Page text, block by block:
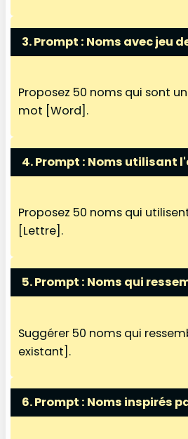
3. Prompt : Noms avec jeu
Proposez 50 noms qui sont
mot [Word].
4. Prompt : Noms utilisant
Proposez 50 noms qui
[Lettre].
5. Prompt : Noms qui
Suggérer 50 noms qui
existant].
6. Prompt : Noms inspirés